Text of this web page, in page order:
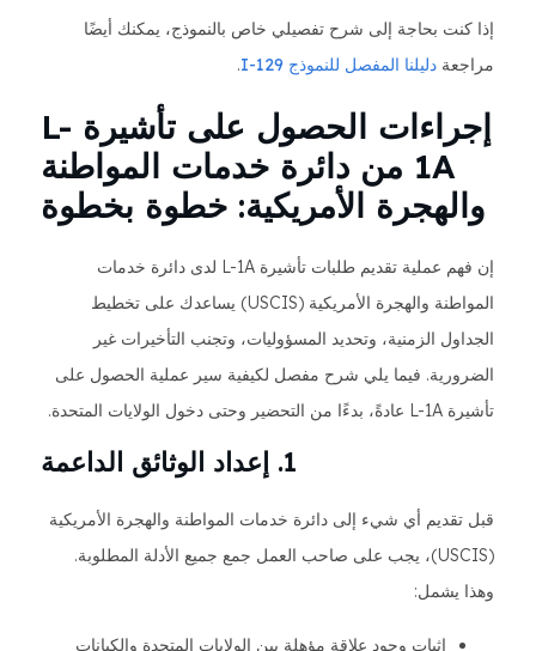
إذا كنت بحاجة إلى شرح تفصيلي خاص بالنموذج، يمكنك أيضًا
مراجعة دليلنا المفصل للنموذج I-129 .
إجراءات الحصول على تأشيرة L-
1A من دائرة خدمات المواطنة
والهجرة الأمريكية: خطوة بخطوة
إن فهم عملية تقديم طلبات تأشيرة L-1A لدى دائرة خدمات
المواطنة والهجرة الأمريكية (USCIS) يساعدك على تخطيط
الجداول الزمنية، وتحديد المسؤوليات، وتجنب التأخيرات غير
الضرورية. فيما يلي شرح مفصل لكيفية سير عملية الحصول على
تأشيرة L-1A عادةً، بدءًا من التحضير وحتى دخول الولايات المتحدة.
1. إعداد الوثائق الداعمة
قبل تقديم أي شيء إلى دائرة خدمات المواطنة والهجرة الأمريكية
(USCIS)، يجب على صاحب العمل جمع جميع الأدلة المطلوبة.
وهذا يشمل:
إثبات وجود علاقة مؤهلة بين الولايات المتحدة والكيانات